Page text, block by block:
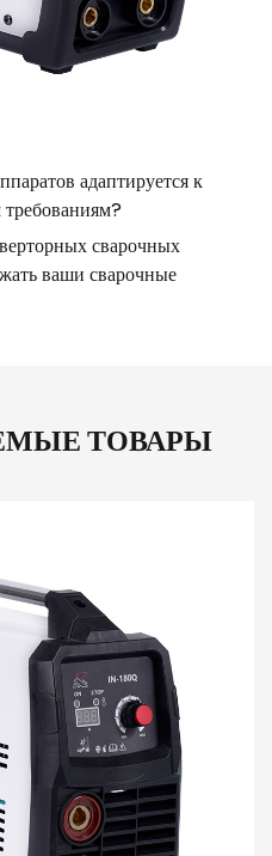
адаптируется к
сварочных
ваши сварочные
ТОВАРЫ